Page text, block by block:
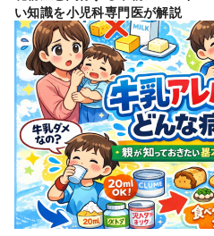
い知識を小児科専門医が解説